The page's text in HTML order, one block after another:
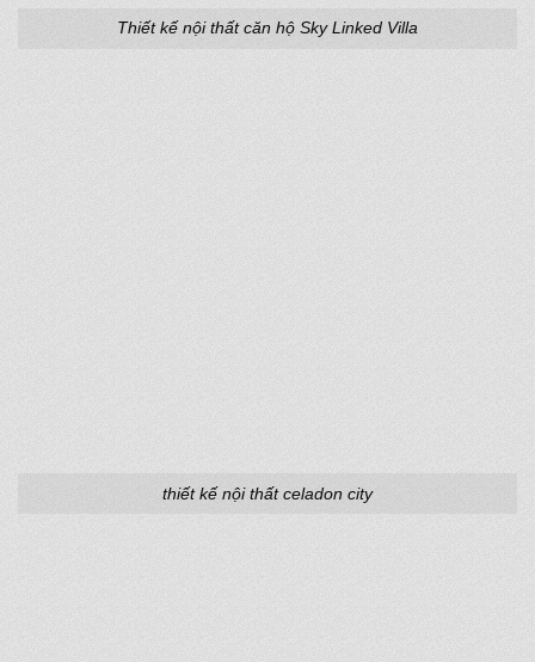
Thiết kế nội thất căn hộ Sky Linked Villa
thiết kế nội thất celadon city